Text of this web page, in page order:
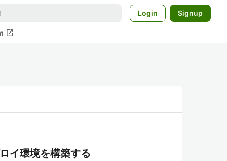
Login Signup
open_in_new
イ環境を構築する